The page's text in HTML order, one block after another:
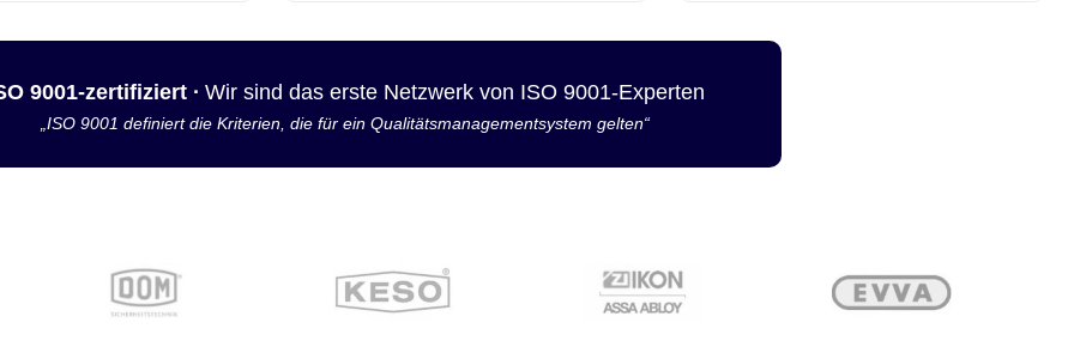
9001-zertifiziert · Wir sind das erste Netzwerk von ISO 9001-Experten
„ISO 9001 definiert die Kriterien, die für ein Qualitätsmanagementsystem gelten“